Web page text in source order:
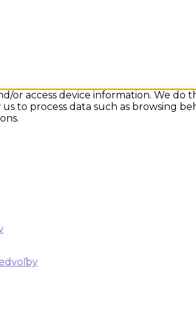
or access device information. We
to process data such as browsing